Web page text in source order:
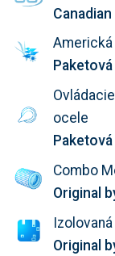
ocele
Combo
Original
Original